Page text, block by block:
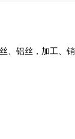
、铝丝，加工、